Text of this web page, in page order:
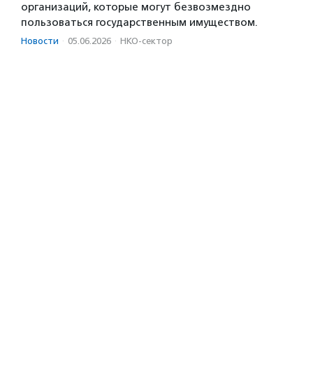
организаций, которые могут безвозмездно
пользоваться государственным имуществом.
Новости · 05.06.2026 · НКО-сектор